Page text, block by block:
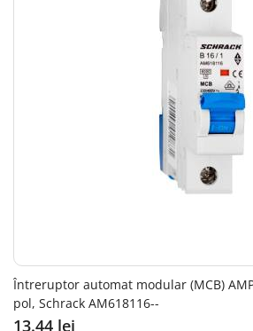
Întreruptor automat modular (MCB)
pol, Schrack AM618116--
13.44 lei